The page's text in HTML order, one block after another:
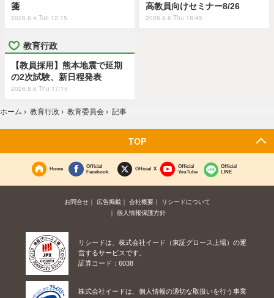
箋
2026.8.4 Tue 12:15
高教員向けセミナー8/26
2026.8.6 Thu 18:45
教育行政
【教員採用】熊本地震で延期
の2次試験、新日程発表
2026.8.6 Thu 17:15
ホーム › 教育行政 › 教育委員会 › 記事
TOP
Home
Official
Facebook
Official X
Official
YouTube
Official
LINE
お問合せ 広告掲載 会社概要
リシードについて
個人情報保護方針
リシードは、株式会社イード（東証グロース上場）の運
営するサービスです。
証券コード：6038
株式会社イードは、個人情報の適切な取扱いを行う事業